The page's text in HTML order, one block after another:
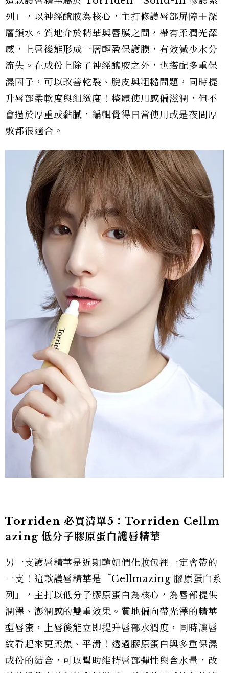
列」，以神經醯胺為核心，主打修護唇部屏障＋深
層鎖水。質地介於精華與唇膜之間，帶有柔潤光澤
感，上唇後能形成一層輕盈保護膜，有效減少水分
流失。在成份上除了神經醯胺之外，也搭配多重保
濕因子，可以改善乾裂、脫皮與粗糙問題，同時提
升唇部柔軟度與細緻度！整體使用感偏滋潤，但不
會過於厚重或黏膩，編輯覺得日常使用或是夜間厚
敷都很適合。
Torriden 必買清單5：Torriden Cellm
azing 低分子膠原蛋白護唇精華
另一支護唇精華是近期韓妞們化妝包裡一定會帶的
一支！這款護唇精華是「Cellmazing 膠原蛋白系
列」，主打以低分子膠原蛋白為核心，為唇部提供
潤澤、澎潤感的雙重效果。質地偏向帶光澤的精華
型唇蜜，上唇後能立即提升唇部水潤度，同時讓唇
紋看起來更柔焦、平滑！透過膠原蛋白與多重保濕
成份的結合，可以幫助維持唇部彈性與含水量，改